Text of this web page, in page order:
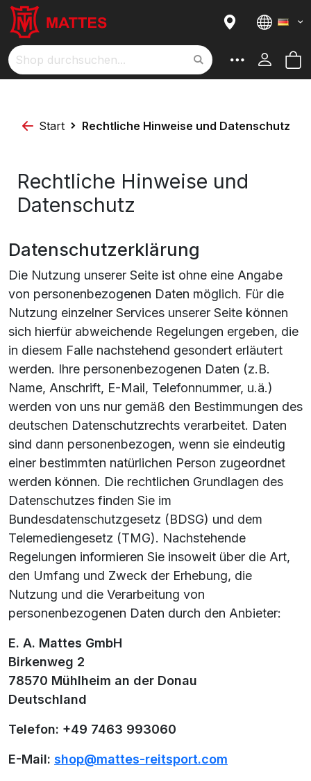
Suche
Start Rechtliche Hinweise und Datenschutz
Rechtliche Hinweise und
Datenschutz
Datenschutzerklärung
Die Nutzung unserer Seite ist ohne eine Angabe
von personenbezogenen Daten möglich. Für die
Nutzung einzelner Services unserer Seite können
sich hierfür abweichende Regelungen ergeben, die
in diesem Falle nachstehend gesondert erläutert
werden. Ihre personenbezogenen Daten (z.B.
Name, Anschrift, E-Mail, Telefonnummer, u.ä.)
werden von uns nur gemäß den Bestimmungen des
deutschen Datenschutzrechts verarbeitet. Daten
sind dann personenbezogen, wenn sie eindeutig
einer bestimmten natürlichen Person zugeordnet
werden können. Die rechtlichen Grundlagen des
Datenschutzes finden Sie im
Bundesdatenschutzgesetz (BDSG) und dem
Telemediengesetz (TMG). Nachstehende
Regelungen informieren Sie insoweit über die Art,
den Umfang und Zweck der Erhebung, die
Nutzung und die Verarbeitung von
personenbezogenen Daten durch den Anbieter:
E. A. Mattes GmbH
Birkenweg 2
78570 Mühlheim an der Donau
Deutschland
Telefon: +49 7463 993060
E-Mail: shop@mattes-reitsport.com